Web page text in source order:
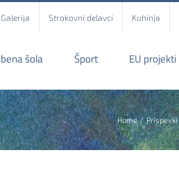
Galerija Strokovni delavci Kuhinja
šola Šport EU projekti
Home Prispevki